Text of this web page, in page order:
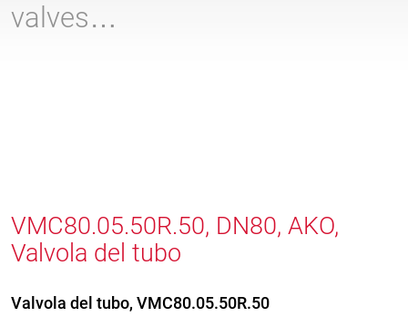
valves…
VMC80.05.50R.50, DN80, AKO,
Valvola del tubo
Valvola del tubo, VMC80.05.50R.50